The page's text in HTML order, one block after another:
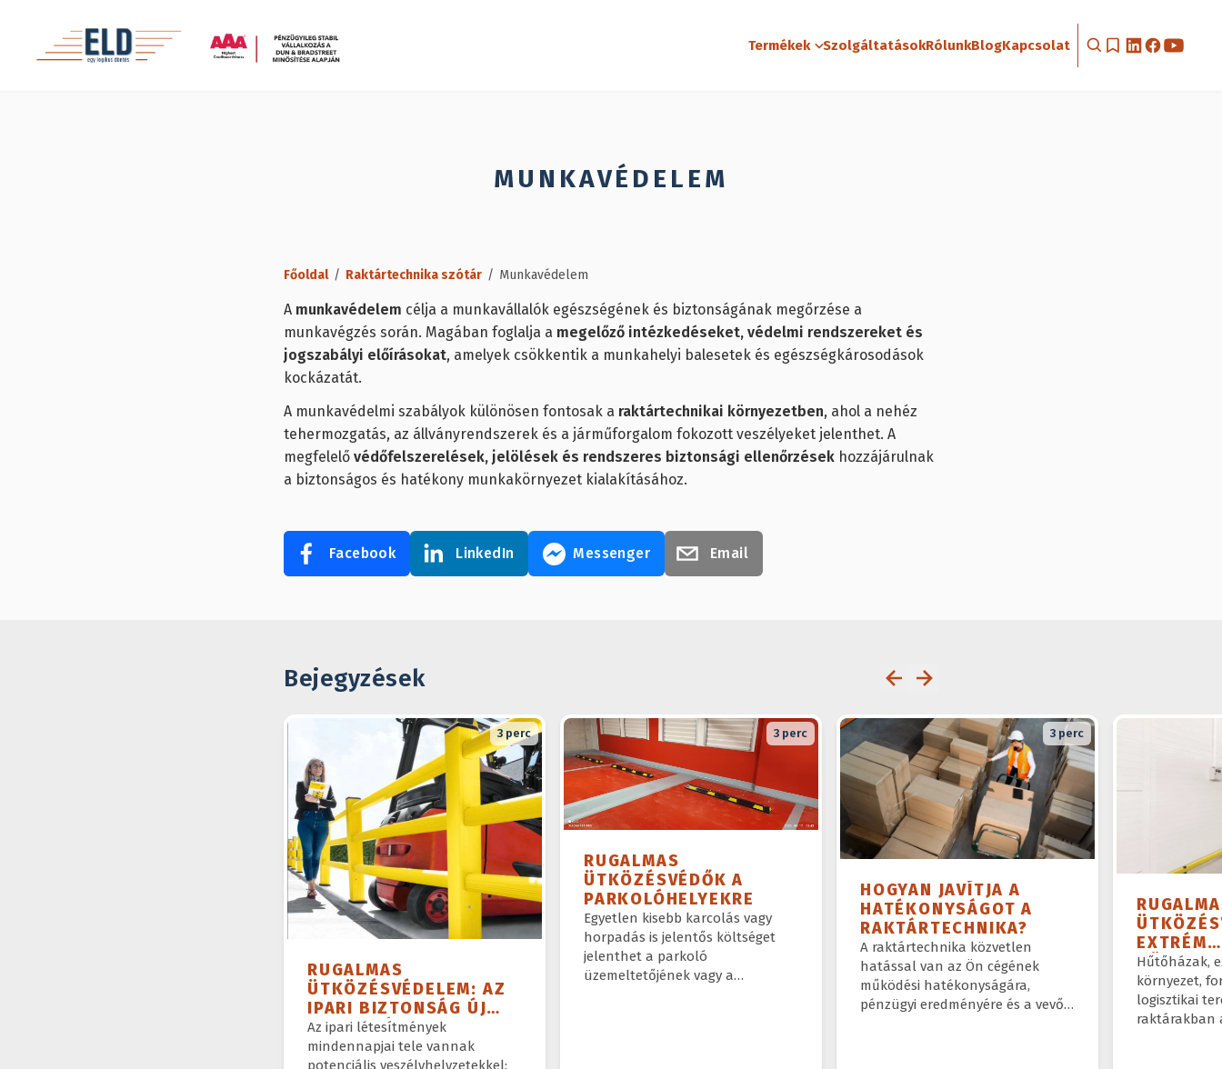
Termékek SzolgáltatásokRólunkBlogKapcsolat
MUNKAVÉDELEM
Főoldal / Raktártechnika szótár / Munkavédelem
A munkavédelem célja a munkavállalók egészségének és biztonságának megőrzése a
munkavégzés során. Magában foglalja a megelőző intézkedéseket, védelmi rendszereket és
jogszabályi előírásokat, amelyek csökkentik a munkahelyi balesetek és egészségkárosodások
kockázatát.
A munkavédelmi szabályok különösen fontosak a raktártechnikai környezetben, ahol a nehéz
tehermozgatás, az állványrendszerek és a járműforgalom fokozott veszélyeket jelenthet. A
megfelelő védőfelszerelések, jelölések és rendszeres biztonsági ellenőrzések hozzájárulnak
a biztonságos és hatékony munkakörnyezet kialakításához.
Facebook LinkedIn Messenger Email
Bejegyzések
3 perc
RUGALMAS
ÜTKÖZÉSVÉDELEM: AZ
IPARI BIZTONSÁG ÚJ
DIMENZIÓJA
Az ipari létesítmények
mindennapjai tele vannak
potenciális veszélyhelyzetekkel:
3 perc
RUGALMAS
ÜTKÖZÉSVÉDŐK A
PARKOLÓHELYEKRE
Egyetlen kisebb karcolás vagy
horpadás is jelentős költséget
jelenthet a parkoló
üzemeltetőjének vagy a
3 perc
HOGYAN JAVÍTJA A
HATÉKONYSÁGOT A
RAKTÁRTECHNIKA?
A raktártechnika közvetlen
hatással van az Ön cégének
működési hatékonyságára,
pénzügyi eredményére és a vevői
EXTRÉM
PÁRA,
Hűtőházak,
környezet,
logisztikai
raktárakban